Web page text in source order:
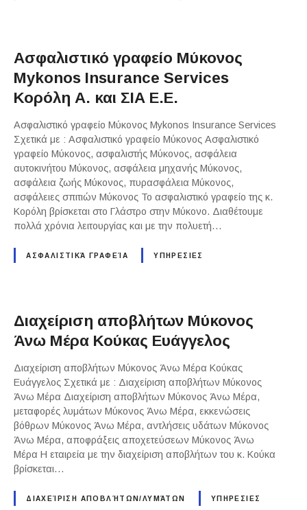
Ασφαλιστικό γραφείο Μύκονος
Mykonos Insurance Services
Κορόλη Α. και ΣΙΑ Ε.Ε.
Ασφαλιστικό γραφείο Μύκονος Mykonos Insurance Services
Σχετικά με : Ασφαλιστικό γραφείο Μύκονος Ασφαλιστικό
γραφείο Μύκονος, ασφαλιστής Μύκονος, ασφάλεια
αυτοκινήτου Μύκονος, ασφάλεια μηχανής Μύκονος,
ασφάλεια ζωής Μύκονος, πυρασφάλεια Μύκονος,
ασφάλειες σπιτιών Μύκονος Το ασφαλιστικό γραφείο της κ.
Κορόλη βρίσκεται στο Γλάστρο στην Μύκονο. Διαθέτουμε
πολλά χρόνια λειτουργίας και με την πολυετή…
ΑΣΦΑΛΙΣΤΙΚΆ ΓΡΑΦΕΊΑ ΥΠΗΡΕΣΙΕΣ
Διαχείριση αποβλήτων Μύκονος
Άνω Μέρα Κούκας Ευάγγελος
Διαχείριση αποβλήτων Μύκονος Άνω Μέρα Κούκας
Ευάγγελος Σχετικά με : Διαχείριση αποβλήτων Μύκονος
Άνω Μέρα Διαχείριση αποβλήτων Μύκονος Άνω Μέρα,
μεταφορές λυμάτων Μύκονος Άνω Μέρα, εκκενώσεις
βόθρων Μύκονος Άνω Μέρα, αντλήσεις υδάτων Μύκονος
Άνω Μέρα, αποφράξεις αποχετεύσεων Μύκονος Άνω
Μέρα Η εταιρεία με την διαχείριση αποβλήτων του κ. Κούκα
βρίσκεται…
ΔΙΑΧΕΊΡΙΣΗ ΑΠΟΒΛΉΤΩΝ/ΛΥΜΆΤΩΝ ΥΠΗΡΕΣΙΕΣ